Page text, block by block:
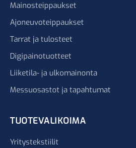
Mainosteippaukset
Ajoneuvoteippaukset
Tarrat ja tulosteet
Digipainotuotteet
Liiketila- ja ulkomainonta
Messuosastot ja tapahtumat
TUOTEVALIKOIMA
Yritystekstiilit